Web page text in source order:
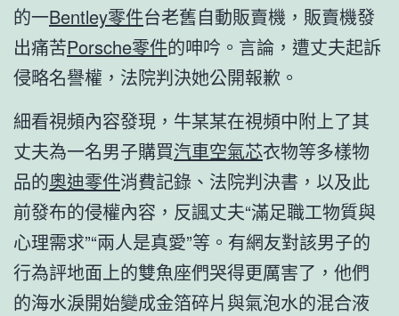
的一Bentley零件台老舊自動販賣機，販賣機發
出痛苦Porsche零件的呻吟。言論，遭丈夫起訴
侵略名譽權，法院判決她公開報歉。
細看視頻內容發現，牛某某在視頻中附上了其
丈夫為一名男子購買汽車空氣芯衣物等多樣物
品的奧迪零件消費記錄、法院判決書，以及此
前發布的侵權內容，反諷丈夫“滿足職工物質與
心理需求”“兩人是真愛”等。有網友對該男子的
行為評地面上的雙魚座們哭得更厲害了，他們
的海水淚開始變成金箔碎片與氣泡水的混合液